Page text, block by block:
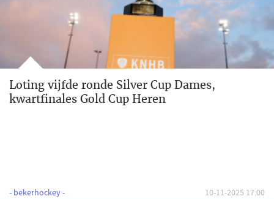
Loting vijfde ronde Silver Cup Dames,
kwartfinales Gold Cup Heren
- bekerhockey - 10-11-2025 17:00